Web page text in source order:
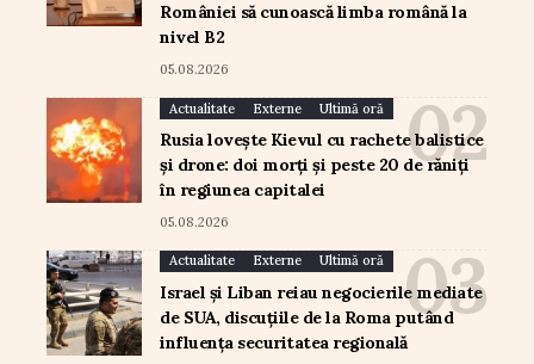
României să cunoască limba română la
nivel B2
05.08.2026
Actualitate Externe Ultimă oră
Rusia lovește Kievul cu rachete balistice
și drone: doi morți și peste 20 de răniți
în regiunea capitalei
05.08.2026
Actualitate Externe Ultimă oră
Israel și Liban reiau negocierile mediate
de SUA, discuțiile de la Roma putând
influența securitatea regională